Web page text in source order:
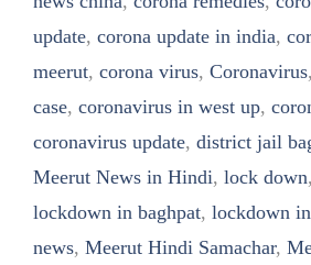
update, corona update in india,
meerut, corona virus, Coronavirus,
case, coronavirus in west up,
coronavirus update, district jail
Meerut News in Hindi, lock down,
lockdown in baghpat, lockdown
news, Meerut Hindi Samachar,